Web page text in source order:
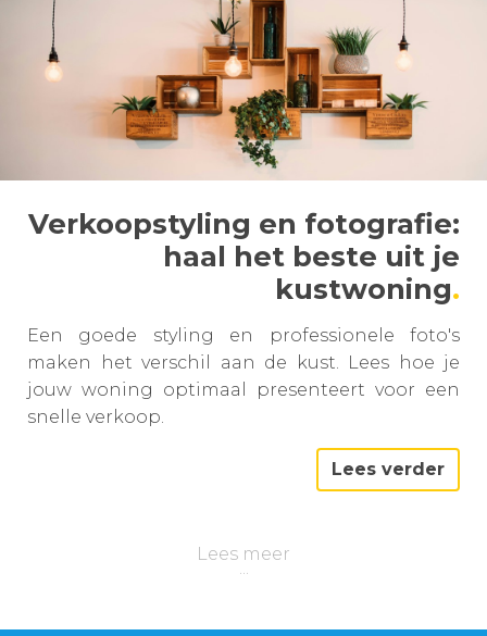
Verkoopstyling en fotografie:
haal het beste uit je
kustwoning
Een goede styling en professionele foto's
maken het verschil aan de kust. Lees hoe je
jouw woning optimaal presenteert voor een
snelle verkoop.
Lees verder
Lees meer